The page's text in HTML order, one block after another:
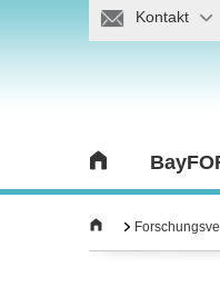
Kontakt